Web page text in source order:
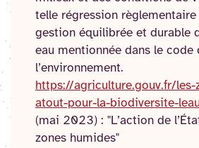
telle régression
gestion équilibrée et durable
eau mentionnée dans le code
l’environnement.
https://agriculture.gouv.fr/les-
atout-pour-la-biodiversite-
(mai 2023) : "L’action de
zones humides"